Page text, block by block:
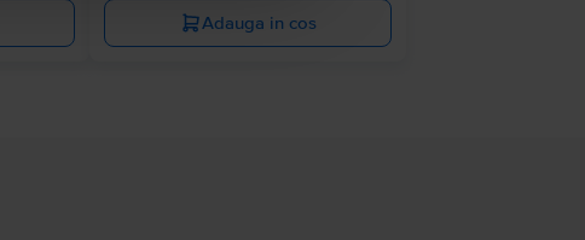
Adauga in cos